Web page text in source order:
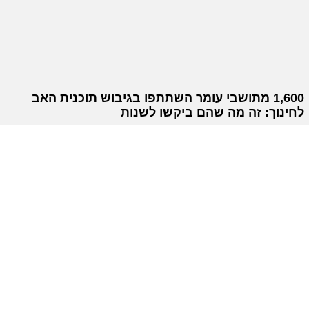
1,600 מתושבי עומר השתתפו בגיבוש תוכנית האב
לחינוך: זה מה שהם ביקשו לשנות